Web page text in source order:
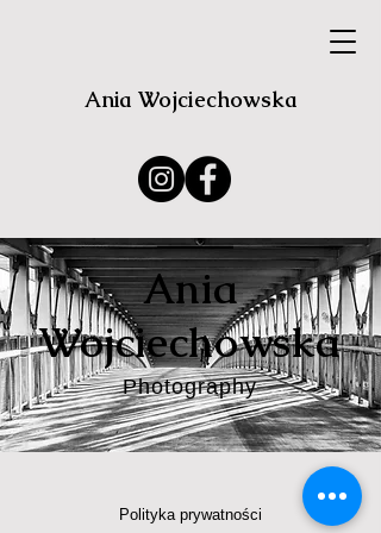
Ania Wojciechowska
Ania
Wojciechowska
Photography
Polityka prywatności